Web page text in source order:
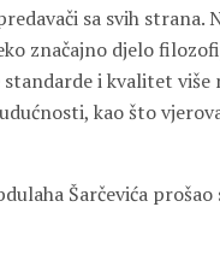
sa svih strana.
značajno djelo
i kvalitet
kao što
Šarčevića